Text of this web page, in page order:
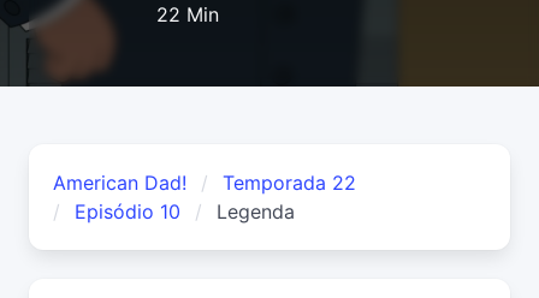
22 Min
American Dad!
Temporada 22
Episódio 10
Legenda